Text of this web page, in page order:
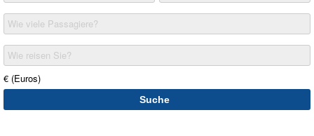
Wie viele Passagiere?
Wie reisen Sie?
€ (Euros)
Suche